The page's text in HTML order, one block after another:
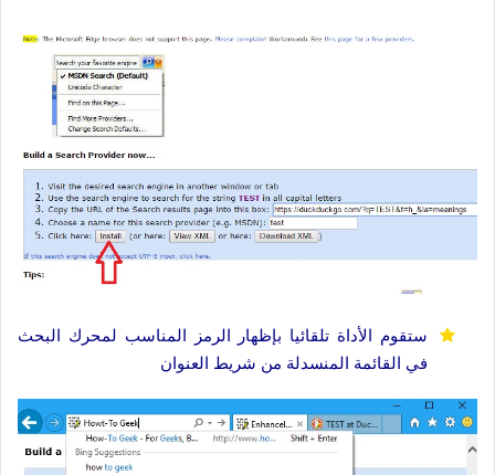
ستقوم الأداة تلقائيا بإظهار الرمز المناسب لمحرك البحث
في القائمة المنسدلة من شريط العنوان